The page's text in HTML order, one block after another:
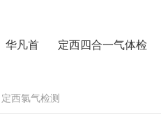
华凡首 定西四合一气体检
定西氯气检测